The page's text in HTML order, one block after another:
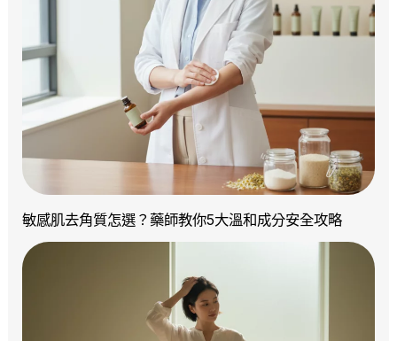
敏感肌去角質怎選？藥師教你5大溫和成分安全攻略